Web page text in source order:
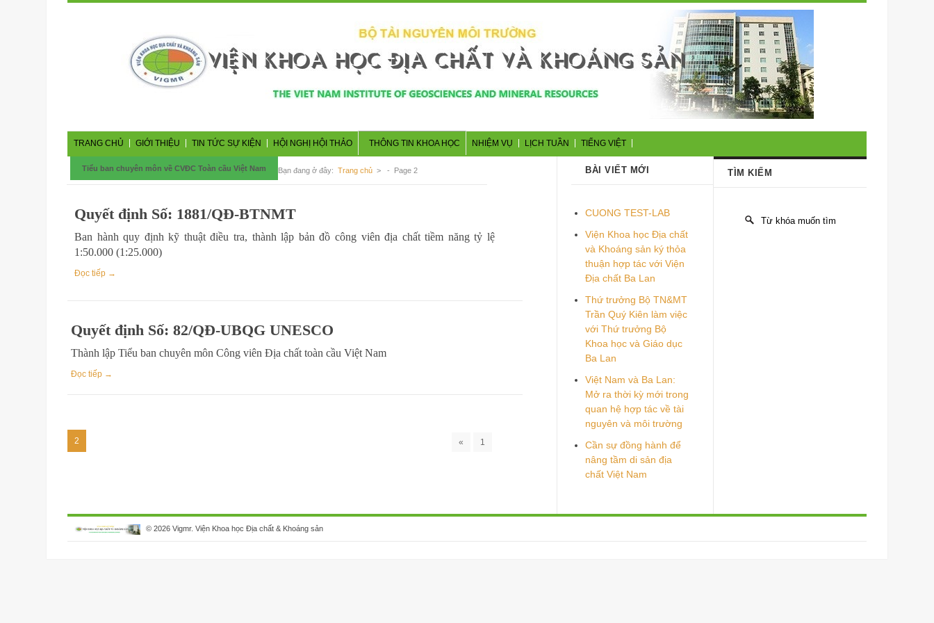
TRANG CHỦ GIỚI THIỆU TIN TỨC SỰ KIỆN HỘI NGHỊ HỘI THẢO THÔNG TIN KHOA HỌC NHIỆM VỤ LỊCH TUẦN TIẾNG VIỆT
Bạn đang ở đây: Trang chủ >
Tiểu ban chuyên môn về CVĐC Toàn cầu Việt Nam - Page 2
Quyết định Số: 1881/QĐ-BTNMT
Ban hành quy định kỹ thuật điều tra, thành lập bản đồ công viên địa chất tiềm năng tỷ lệ
1:50.000 (1:25.000)
Đọc tiếp →
Quyết định Số: 82/QĐ-UBQG UNESCO
Thành lập Tiểu ban chuyên môn Công viên Địa chất toàn cầu Việt Nam
Đọc tiếp →
« 1
2
TÌM KIẾM
BÀI VIẾT MỚI
CUONG TEST-LAB
Viện Khoa học Địa chất
và Khoáng sản ký thỏa
thuận hợp tác với Viện
Địa chất Ba Lan
Thứ trưởng Bộ TN&MT
Trần Quý Kiên làm việc
với Thứ trưởng Bộ
Khoa học và Giáo dục
Ba Lan
Việt Nam và Ba Lan:
Mở ra thời kỳ mới trong
quan hệ hợp tác về tài
nguyên và môi trường
Cần sự đồng hành để
nâng tầm di sản địa
chất Việt Nam
© 2026 Vigmr. Viện Khoa học Địa chất & Khoáng sản